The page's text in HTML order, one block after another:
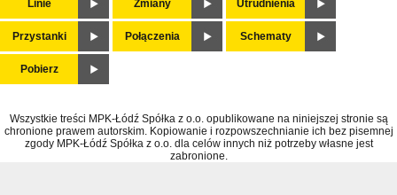
Linie Zmiany Utrudnienia
Przystanki Połączenia Schematy
Pobierz
Wszystkie treści MPK-Łódź Spółka z o.o. opublikowane na niniejszej stronie są
chronione prawem autorskim. Kopiowanie i rozpowszechnianie ich bez pisemnej
zgody MPK-Łódź Spółka z o.o. dla celów innych niż potrzeby własne jest
zabronione.